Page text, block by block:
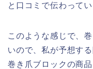
と口コミで伝わって
このような感じで、
いので、私が予想す
巻き爪ブロックの商